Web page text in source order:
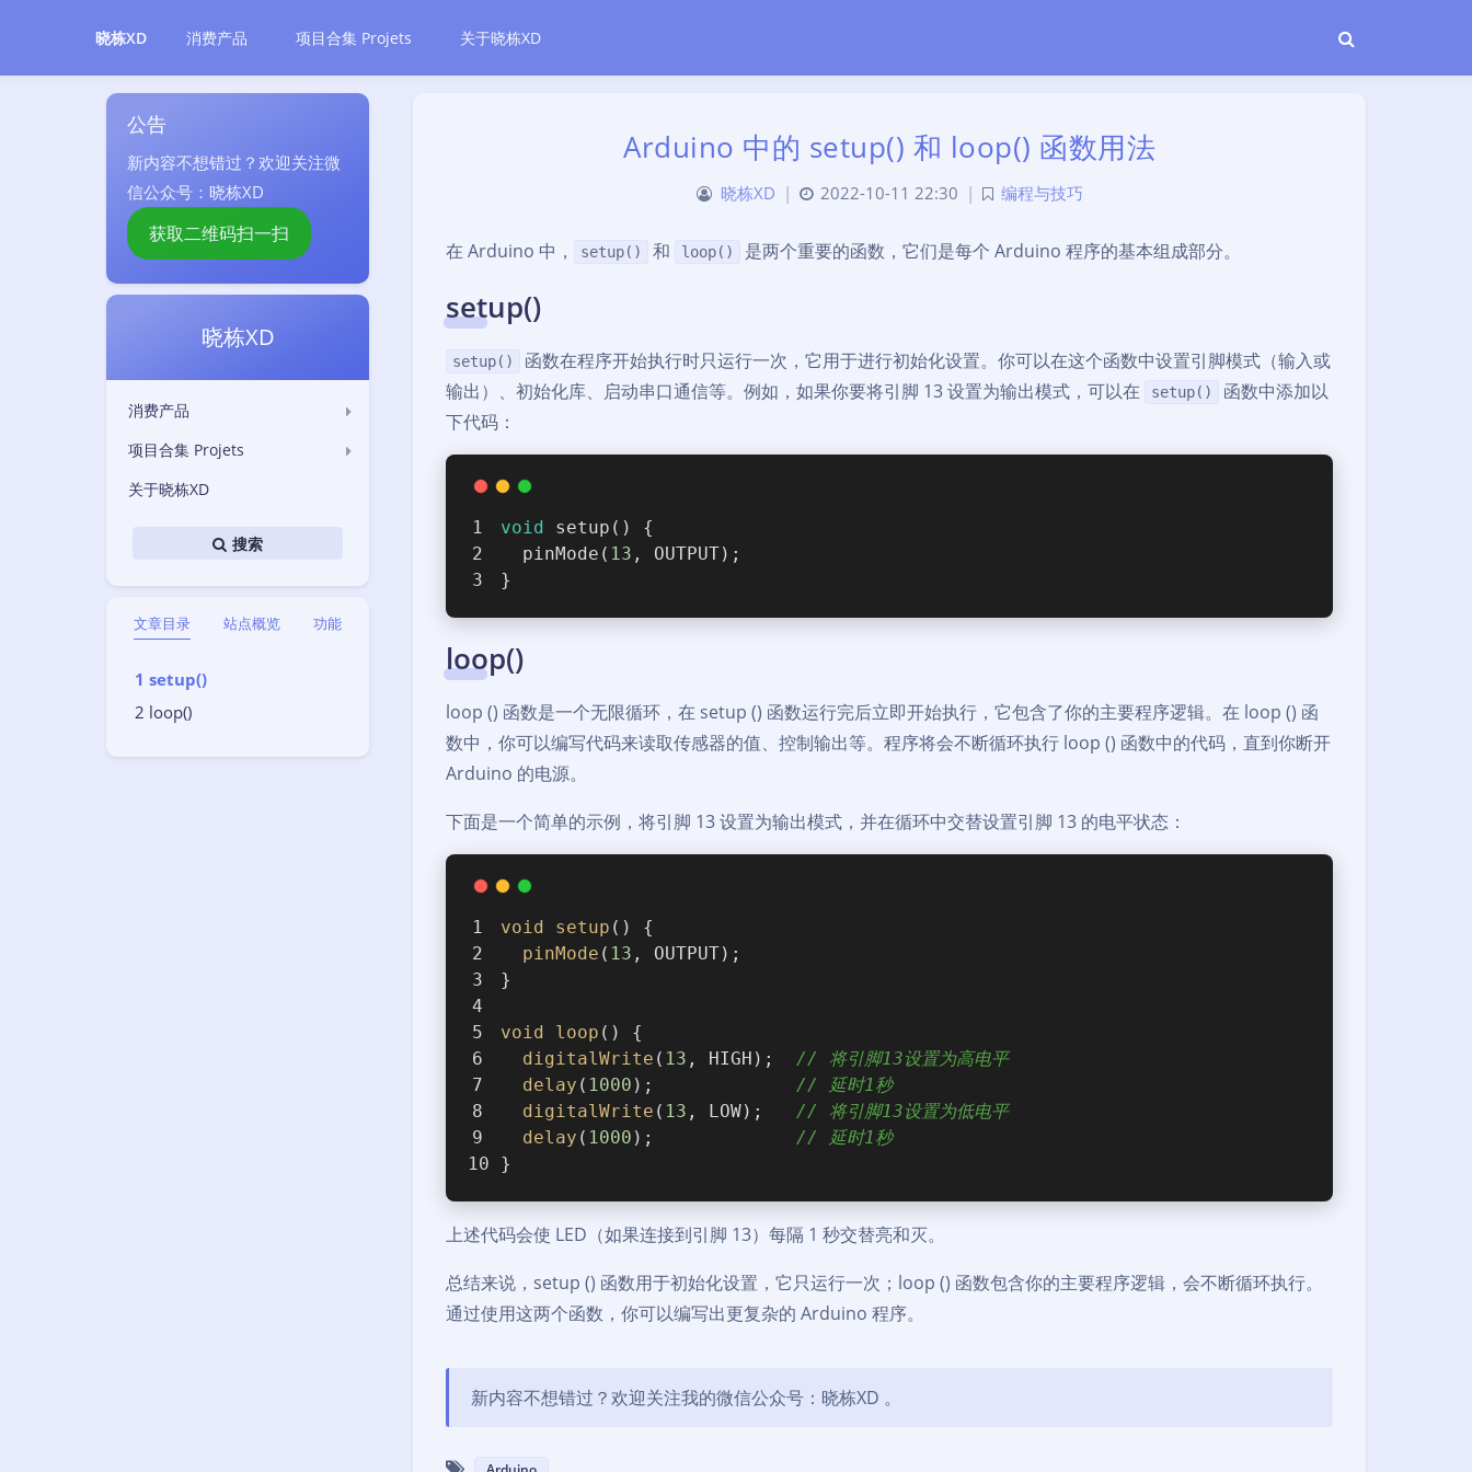
晓栋XD 消费产品 项目合集 Projets 关于晓栋XD
公告
新内容不想错过？欢迎关注微
信公众号：晓栋XD
获取二维码扫一扫
晓栋XD
消费产品
项目合集 Projets
关于晓栋XD
搜索
文章目录 站点概览 功能
setup()
loop()
Arduino 中的 setup() 和 loop() 函数用法
晓栋XD | 2022-10-11 22:30 | 编程与技巧
在 Arduino 中， setup() 和 loop() 是两个重要的函数，它们是每个 Arduino 程序的基本组成部分。
setup()
setup()
函数在程序开始执行时只运行一次，它用于进行初始化设置。你可以在这个函数中设置引脚模式（输入或
输出）、初始化库、启动串口通信等。例如，如果你要将引脚 13 设置为输出模式，可以在
setup()
函数中添加以
下代码：
void setup ( )
{
  pinMode(
13 , OUTPUT);
}
loop()
loop () 函数是一个无限循环，在 setup () 函数运行完后立即开始执行，它包含了你的主要程序逻辑。在 loop () 函
数中，你可以编写代码来读取传感器的值、控制输出等。程序将会不断循环执行 loop () 函数中的代码，直到你断开
Arduino 的电源。
下面是一个简单的示例，将引脚 13 设置为输出模式，并在循环中交替设置引脚 13 的电平状态：
void setup () {
pinMode ( 13 , OUTPUT);
}
void loop () {
digitalWrite ( 13 , HIGH); // 将引脚13设置为高电平
delay ( 1000 ); // 延时1秒
digitalWrite ( 13 , LOW); // 将引脚13设置为低电平
delay ( 1000 ); // 延时1秒
}
上述代码会使 LED（如果连接到引脚 13）每隔 1 秒交替亮和灭。
总结来说，setup () 函数用于初始化设置，它只运行一次；loop () 函数包含你的主要程序逻辑，会不断循环执行。
通过使用这两个函数，你可以编写出更复杂的 Arduino 程序。
新内容不想错过？欢迎关注我的微信公众号：晓栋XD 。